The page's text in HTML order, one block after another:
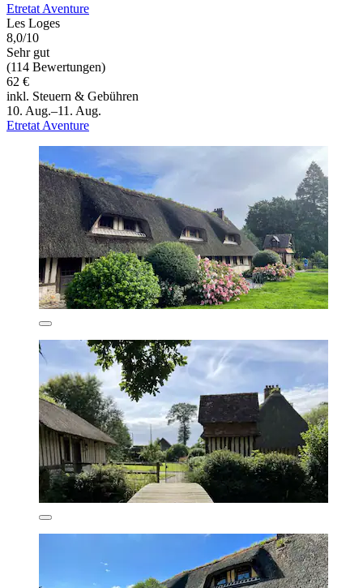
Etretat Aventure
Les Loges
8,0/10
Sehr gut
(114 Bewertungen)
62 €
inkl. Steuern & Gebühren
10. Aug.–11. Aug.
Etretat Aventure